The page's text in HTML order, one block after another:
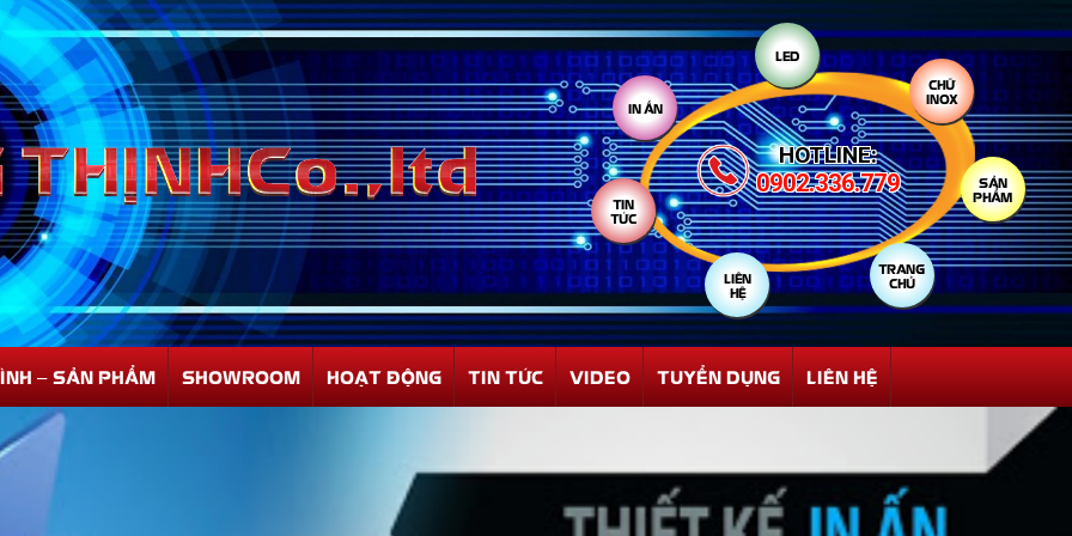
HOTLINE:
0902.336.779
TRANG
CHỦ
SẢN
PHẨM
CHỮ
INOX
LED
IN ẤN
TIN
TỨC
LIÊN
HỆ
– SẢN PHẨM SHOWROOM HOẠT ĐỘNG TIN TỨC VIDEO TUYỂN DỤNG LIÊN HỆ